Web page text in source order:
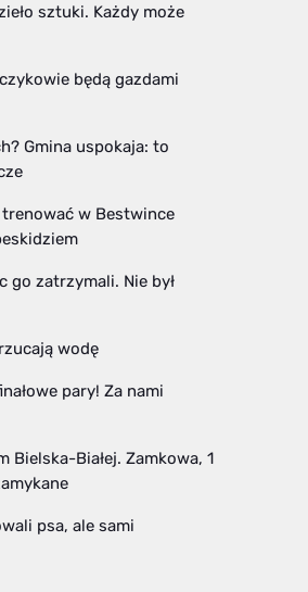
sztuki. Każdy może
będą gazdami
Gmina uspokaja: to
trenować w Bestwince
go zatrzymali. Nie był
wodę
pary! Za nami
Bielska-Białej. Zamkowa, 1
psa, ale sami